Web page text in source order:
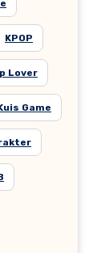
KPOP
Lover
Game